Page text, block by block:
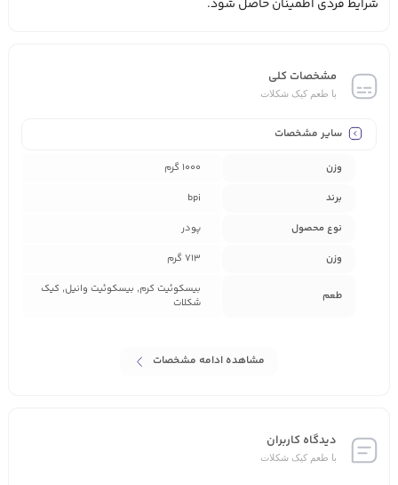
شرایط فردی اطمینان حاصل شود.
مشخصات کلی
با طعم کیک شکلات
سایر مشخصات
وزن
1000 گرم
برند
bpi
نوع محصول
پودر
وزن
713 گرم
طعم
بیسکوئیت کرم, بیسکوئیت وانیل, کیک
شکلات
مشاهده ادامه مشخصات
دیدگاه کاربران
با طعم کیک شکلات